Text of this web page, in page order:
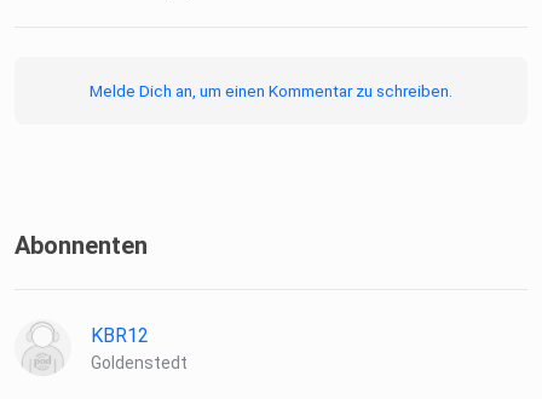
Melde Dich an, um einen Kommentar zu schreiben.
Abonnenten
KBR12
Goldenstedt